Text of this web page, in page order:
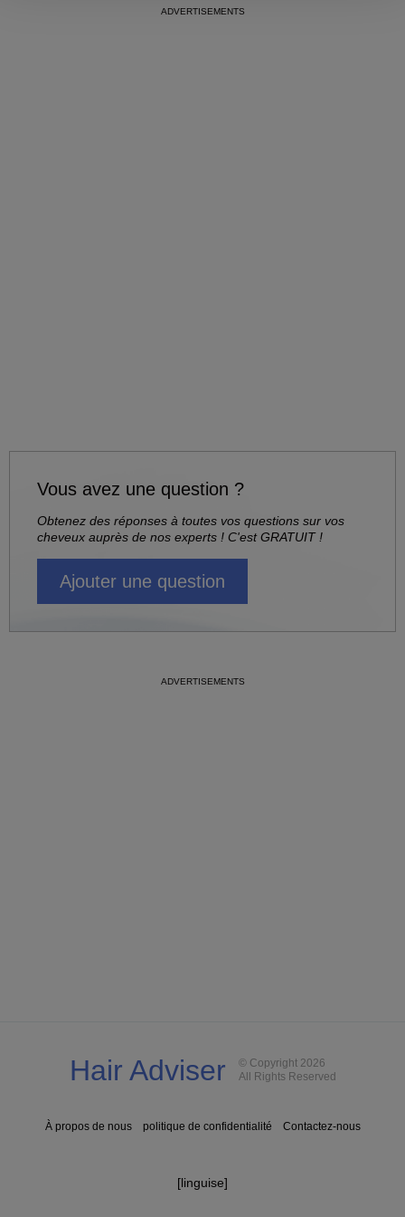
Vous avez une question ?
Obtenez des réponses à toutes vos questions sur vos
cheveux auprès de nos experts ! C'est GRATUIT !
Ajouter une question
Hair Adviser
© Copyright 2026
All Rights Reserved
À propos de nous politique de confidentialité Contactez-nous
[linguise]